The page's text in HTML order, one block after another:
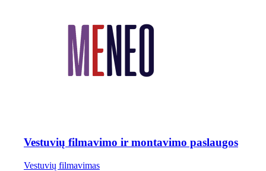
Vestuvių filmavimo ir montavimo paslaugos
Vestuvių filmavimas